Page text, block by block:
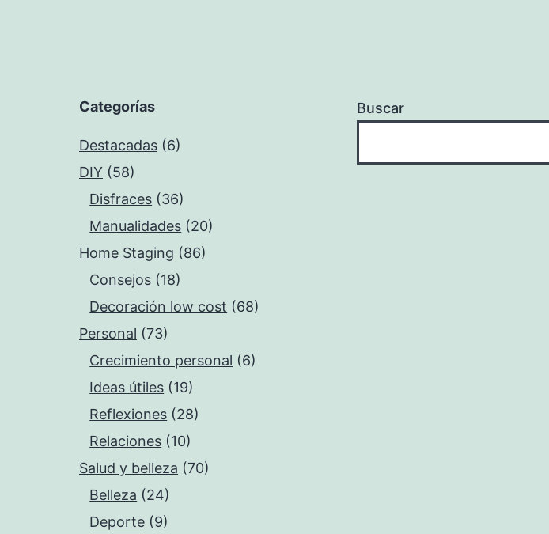
Categorías
Destacadas (6)
DIY (58)
Disfraces (36)
Manualidades (20)
Home Staging (86)
Consejos (18)
Decoración low cost (68)
Personal (73)
Crecimiento personal (6)
Ideas útiles (19)
Reflexiones (28)
Relaciones (10)
Salud y belleza (70)
Belleza (24)
Deporte (9)
Buscar